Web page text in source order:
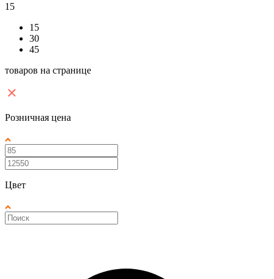
15
15
30
45
товаров на странице
Розничная цена
Цвет